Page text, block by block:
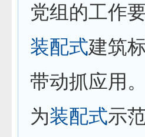
党组的工作
装配式建筑
带动抓应用
为装配式示